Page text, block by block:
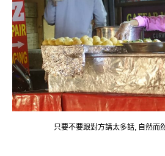
只要不要跟對方講太多話, 自然而